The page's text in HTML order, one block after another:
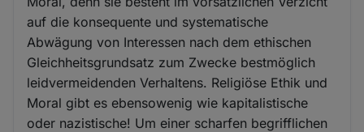
auf die konsequente und systematische
Abwägung von Interessen nach dem ethischen
Gleichheitsgrundsatz zum Zwecke bestmöglich
leidvermeidenden Verhaltens. Religiöse Ethik und
Moral gibt es ebensowenig wie kapitalistische
oder nazistische! Um einer scharfen begrifflichen